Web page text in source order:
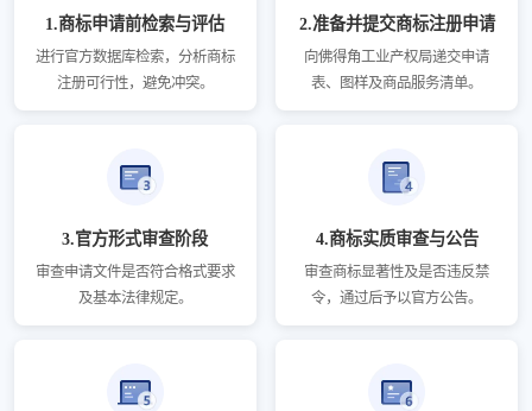
1.商标申请前检索与评估
进行官方数据库检索，分析商标
注册可行性，避免冲突。
2.准备并提交商标注册申请
向佛得角工业产权局递交申请
表、图样及商品服务清单。
3.官方形式审查阶段
审查申请文件是否符合格式要求
及基本法律规定。
4.商标实质审查与公告
审查商标显著性及是否违反禁
令，通过后予以官方公告。